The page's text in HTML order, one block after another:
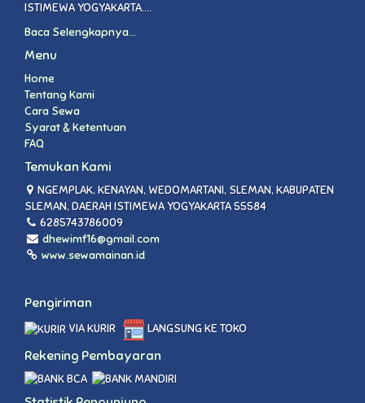
ISTIMEWA YOGYAKARTA....
Baca Selengkapnya...
Menu
Home
Tentang Kami
Cara Sewa
Syarat & Ketentuan
FAQ
Temukan Kami
NGEMPLAK, KENAYAN, WEDOMARTANI, SLEMAN, KABUPATEN
SLEMAN, DAERAH ISTIMEWA YOGYAKARTA 55584
6285743786009
dhewimf16@gmail.com
www.sewamainan.id
Pengiriman
VIA KURIR LANGSUNG KE TOKO
Rekening Pembayaran